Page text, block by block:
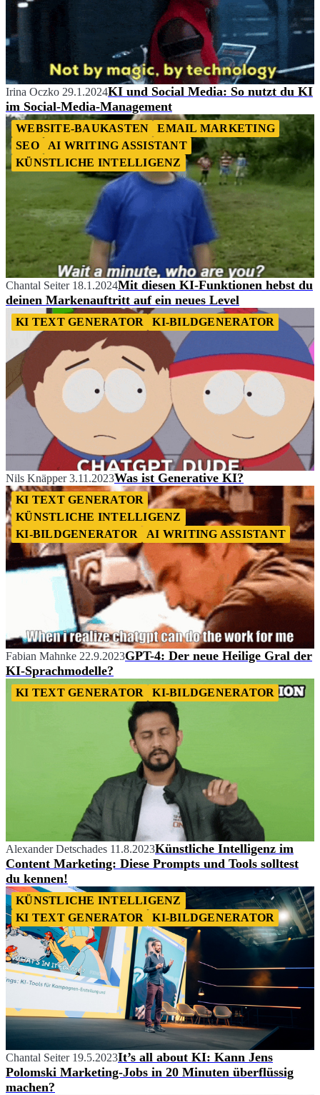
Irina Oczko 29.1.2024KI und Social Media: So nutzt du KI
im Social-Media-Management
WEBSITE-BAUKASTEN
EMAIL MARKETING
SEO
AI WRITING ASSISTANT
KÜNSTLICHE INTELLIGENZ
Chantal Seiter 18.1.2024Mit diesen KI-Funktionen hebst du
deinen Markenauftritt auf ein neues Level
KI TEXT GENERATOR KI-BILDGENERATOR
Nils Knäpper 3.11.2023Was ist Generative KI?
KI TEXT GENERATOR
KÜNSTLICHE INTELLIGENZ
KI-BILDGENERATOR
AI WRITING ASSISTANT
Fabian Mahnke 22.9.2023GPT-4: Der neue Heilige Gral der
KI-Sprachmodelle?
KI TEXT GENERATOR KI-BILDGENERATOR
Alexander Detschades 11.8.2023Künstliche Intelligenz im
Content Marketing: Diese Prompts und Tools solltest
du kennen!
KÜNSTLICHE INTELLIGENZ
KI TEXT GENERATOR
KI-BILDGENERATOR
Chantal Seiter 19.5.2023It’s all about KI: Kann Jens
Polomski Marketing-Jobs in 20 Minuten überflüssig
machen?